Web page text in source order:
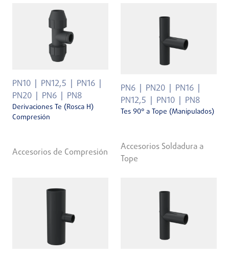
PN10 PN12,5
PN16
PN20
PN6 PN8
Derivaciones Te (Rosca H)
Compresión
Accesorios de Compresión
PN6 PN20
PN16
PN12,5
PN10 PN8
Tes 90° a Tope (Manipulados)
Accesorios Soldadura a
Tope